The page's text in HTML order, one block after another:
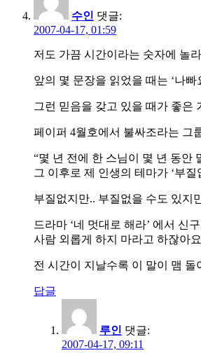
수인 댓글:
2007-04-17, 01:59
저도 가끔 시간이라는 숫자에 놀
앞의 몇 문장을 읽었을 때는 ‘나
그런 믿음을 갖고 있을 때가 좋은
페이퍼 4월호에서 불싸조라는 그
“몇 년 전에 한 스님이 몇 년 동안
그 이후로 제 인생의 테마가 ‘부질
부질없지만.. 부질없을 수도 있지
드라마 ‘네 멋대로 해라’ 에서 신
사람 외롭게 하지 마라고 하잖아
전 시간이 지날수록 이 말이 맴 돌
답글
루인 댓글:
2007-04-17, 09:11